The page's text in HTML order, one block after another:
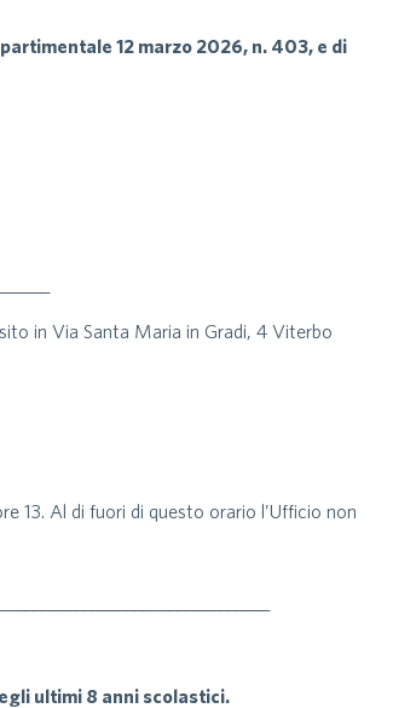
12 marzo 2026, n. 403, e di
in Via Santa Maria in Gradi, 4 Viterbo
13. Al di fuori di questo orario l’Ufficio non
ultimi 8 anni scolastici.